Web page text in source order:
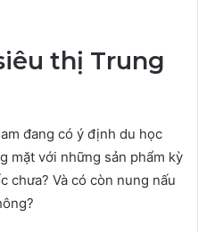
thị Trung
đang có ý định du học
mặt với những sản phẩm kỳ
chưa? Và có còn nung nấu